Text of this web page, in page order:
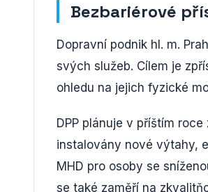
Bezbariérové
Dopravní podnik hl. m.
svých služeb. Cílem je
ohledu na jejich fyzické
DPP plánuje v příštím
instalovány nové výtahy,
MHD pro osoby se
se také zaměří na